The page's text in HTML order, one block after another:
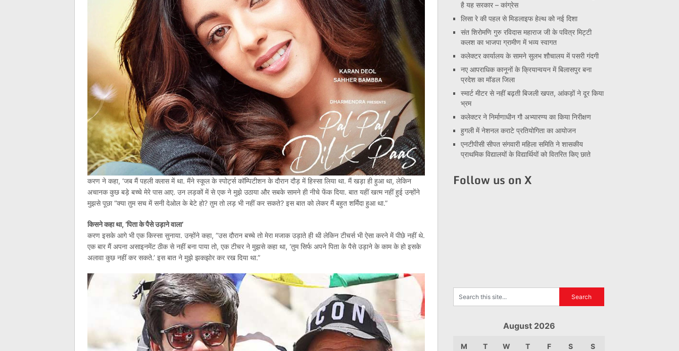
करण ने कहा, ‘जब मैं पहली क्लास में था. मैंने स्कूल के स्पोर्ट्स कॉम्पिटीशन के दौरान दौड़ में हिस्सा लिया था. मैं खड़ा ही हुआ था, लेकिन
अचानक कुछ बड़े बच्चे मेरे पास आए. उन लड़कों में से एक ने मुझे उठाया और सबके सामने ही नीचे फेंक दिया. बात यहीं खत्म नहीं हुई उन्होंने
मुझसे पूछा “क्या तुम सच में सनी देओल के बेटे हो? तुम तो लड़ भी नहीं कर सकते? इस बात को लेकर मैं बहुत शर्मिंदा हुआ था.”
किसने कहा था, ‘पिता के पैसे उड़ाने वाला’
करण इसके आगे भी एक किस्सा सुनाया. उन्होंने कहा, ”उस दौरान बच्चे तो मेरा मजाक उड़ाते ही थी लेकिन टीचर्स भी ऐसा करने में पीछे नहीं थे.
एक बार मैं अपना असाइनमेंट ठीक से नहीं बना पाया तो, एक टीचर ने मुझसे कहा था, ‘तुम सिर्फ अपने पिता के पैसे उड़ाने के काम के हो इसके
अलावा कुछ नहीं कर सकते.’ इस बात ने मुझे झकझोर कर रख दिया था.”
है यह सरकार – कांग्रेस
लिसा रे की पहल से मिडलाइफ हेल्थ को नई दिशा
संत शिरोमणि गुरु रविदास महाराज जी के पवित्र मिट्टी
कलश का भाजपा ग्रामीण में भव्य स्वागत
कलेक्टर कार्यालय के सामने सुलभ शौचालय में पसरी गंदगी
नए आपराधिक कानूनों के क्रियान्वयन में बिलासपुर बना
प्रदेश का मॉडल जिला
स्मार्ट मीटर से नहीं बढ़ती बिजली खपत, आंकड़ों ने दूर किया
भ्रम
कलेक्टर ने निर्माणाधीन गौ अभ्यारण्य का किया निरीक्षण
हुगली में नेशनल कराटे प्रतियोगिता का आयोजन
एनटीपीसी सीपत संगवारी महिला समिति ने शासकीय
प्राथमिक विद्यालयों के विद्यार्थियों को वितरित किए छाते
Follow us on X
August 2026
M T W T F S S